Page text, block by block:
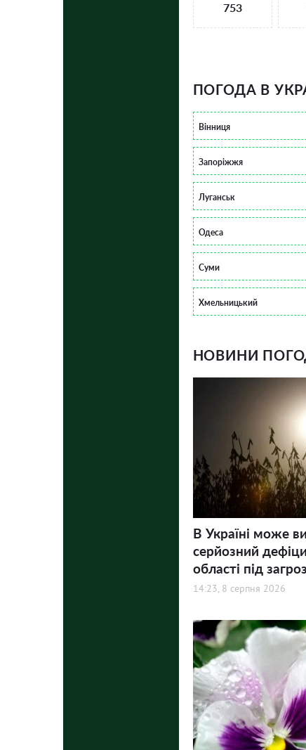
753
ПОГОДА В
Вінниця
Запоріжжя
Луганськ
Одеса
Суми
Хмельницький
НОВИНИ
В Україні може
серйозний
області під
14:23, 8 серпня 2026